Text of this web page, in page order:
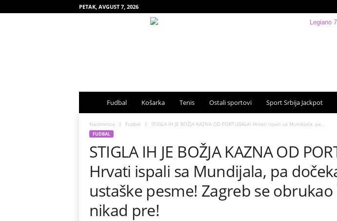
PETAK, AVGUST 7, 2026
p
o
r
t
s
Fudbal Košarka Tenis Ostali sportovi Sport Srbija Jackpot
Naslovnica Fudbal STIGLA IH JE BOŽJA KAZNA OD PORTUGALA! Hrvati ispali sa Mundijala, pa...
FUDBAL
STIGLA IH JE BOŽJA KAZNA OD
Hrvati ispali sa Mundijala, pa
ustaške pesme! Zagreb se obrukao
nikad pre!